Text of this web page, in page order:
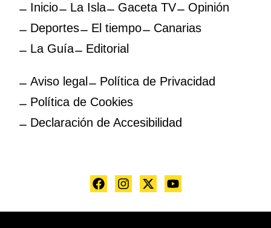
Inicio La Isla Gaceta TV
Opinión
Deportes
El tiempo
Canarias
La Guía
Editorial
Aviso legal
Política de Privacidad
Política de Cookies
Declaración de Accesibilidad